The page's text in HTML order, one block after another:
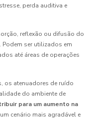
perda auditiva e
reflexão ou difusão do
Podem ser utilizados em
até áreas de operações
os atenuadores de ruído
do ambiente de
para um aumento na
cenário mais agradável e